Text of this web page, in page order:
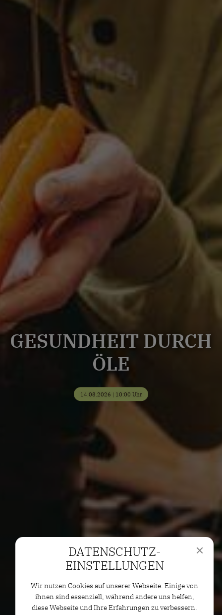
GESUNDHEIT DURCH
ÖLE
14.08.2026 | 10:00 Uhr
DATENSCHUTZ­
EINSTELLUNGEN
Wir nutzen Cookies auf unserer Webseite. Einige von
ihnen sind essenziell, während andere uns helfen,
diese Webseite und Ihre Erfahrungen zu verbessern.